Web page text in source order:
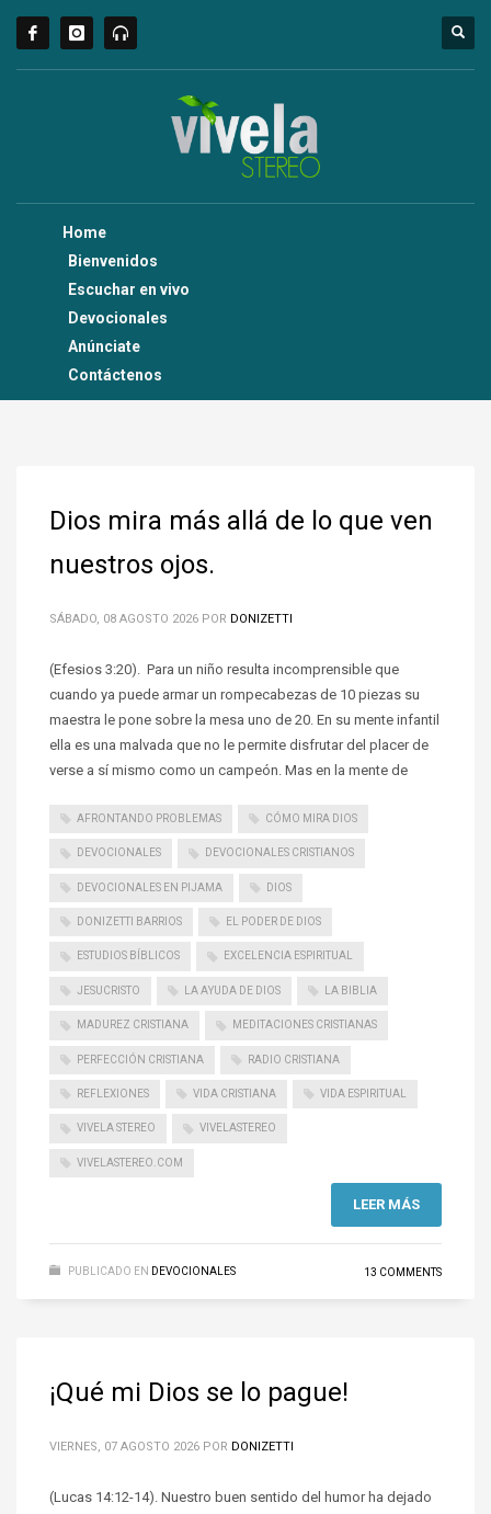
Home
Bienvenidos
Escuchar en vivo
Devocionales
Anúnciate
Contáctenos
Dios mira más allá de lo que ven
nuestros ojos.
SÁBADO, 08 AGOSTO 2026 POR DONIZETTI
(Efesios 3:20). Para un niño resulta incomprensible que
cuando ya puede armar un rompecabezas de 10 piezas su
maestra le pone sobre la mesa uno de 20. En su mente infantil
ella es una malvada que no le permite disfrutar del placer de
verse a sí mismo como un campeón. Mas en la mente de
AFRONTANDO PROBLEMAS CÓMO MIRA DIOS
DEVOCIONALES DEVOCIONALES CRISTIANOS
DEVOCIONALES EN PIJAMA DIOS
DONIZETTI BARRIOS EL PODER DE DIOS
ESTUDIOS BÍBLICOS EXCELENCIA ESPIRITUAL
JESUCRISTO LA AYUDA DE DIOS LA BIBLIA
MADUREZ CRISTIANA MEDITACIONES CRISTIANAS
PERFECCIÓN CRISTIANA RADIO CRISTIANA
REFLEXIONES VIDA CRISTIANA VIDA ESPIRITUAL
VIVELA STEREO VIVELASTEREO
VIVELASTEREO.COM
LEER MÁS
PUBLICADO EN DEVOCIONALES 13 COMMENTS
¡Qué mi Dios se lo pague!
VIERNES, 07 AGOSTO 2026 POR DONIZETTI
(Lucas 14:12-14). Nuestro buen sentido del humor ha dejado